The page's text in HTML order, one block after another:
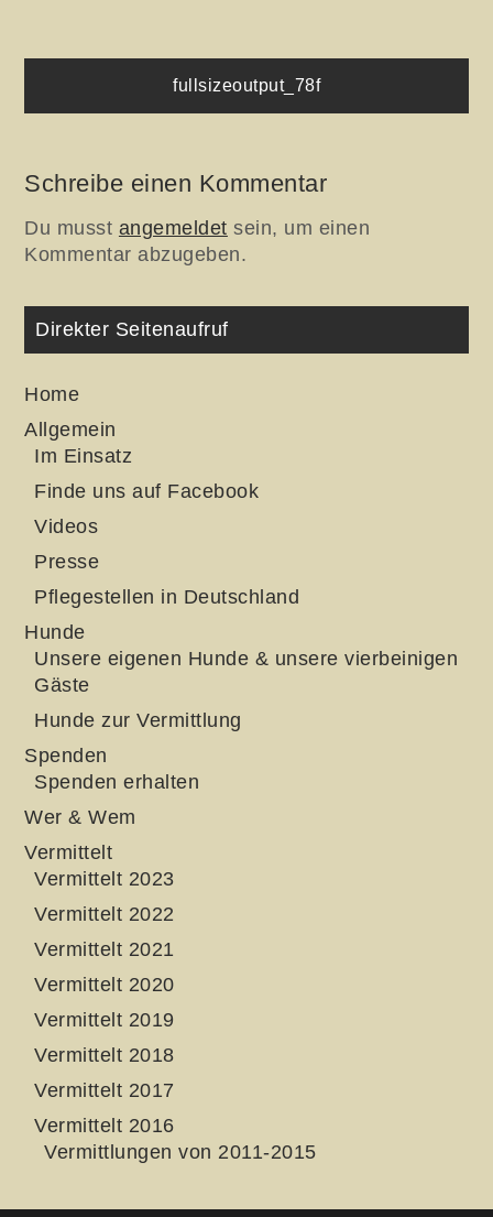
Beitragsnavigation
fullsizeoutput_78f
Schreibe einen Kommentar
Du musst angemeldet sein, um einen
Kommentar abzugeben.
Direkter Seitenaufruf
Home
Allgemein
Im Einsatz
Finde uns auf Facebook
Videos
Presse
Pflegestellen in Deutschland
Hunde
Unsere eigenen Hunde & unsere vierbeinigen
Gäste
Hunde zur Vermittlung
Spenden
Spenden erhalten
Wer & Wem
Vermittelt
Vermittelt 2023
Vermittelt 2022
Vermittelt 2021
Vermittelt 2020
Vermittelt 2019
Vermittelt 2018
Vermittelt 2017
Vermittelt 2016
Vermittlungen von 2011-2015